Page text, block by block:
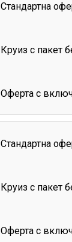
Стандартна
Круиз с пакет
Оферта с
Стандартна
Круиз с пакет
Оферта с